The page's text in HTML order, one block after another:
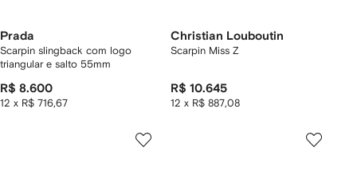
Prada
Scarpin slingback com logo
triangular e salto 55mm
R$ 8.600
12 x R$ 716,67
Christian Louboutin
Scarpin Miss Z
R$ 10.645
12 x R$ 887,08